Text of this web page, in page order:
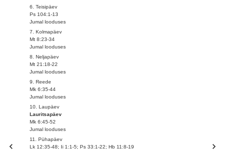
6. Teisipäev
Ps 104:1-13
Jumal looduses
7. Kolmapäev
Mt 8:23-34
Jumal looduses
8. Neljapäev
Mt 21:18-22
Jumal looduses
9. Reede
Mk 6:35-44
Jumal looduses
10. Laupäev
Lauritsapäev
Mk 6:45-52
Jumal looduses
11. Pühapäev
Lk 12:35-48; Ii 1:1-5; Ps 33:1-22; Hb 11:8-19